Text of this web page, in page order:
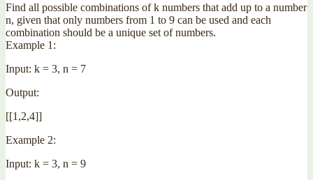
Find all possible combinations of k numbers that add up to a number
n, given that only numbers from 1 to 9 can be used and each
combination should be a unique set of numbers.
Example 1:
Input: k = 3, n = 7
Output:
[[1,2,4]]
Example 2:
Input: k = 3, n = 9